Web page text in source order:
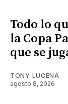
Todo lo
la Copa
que se
TONY LUCENA
agosto 8, 2026